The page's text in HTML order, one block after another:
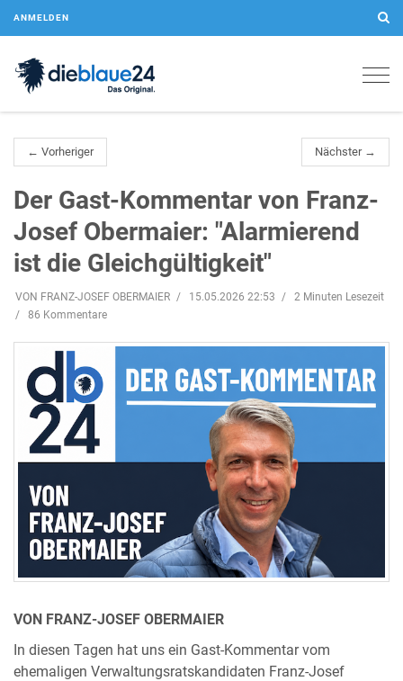
ANMELDEN
← Vorheriger Nächster →
Der Gast-Kommentar von Franz-
Josef Obermaier: "Alarmierend
ist die Gleichgültigkeit"
VON FRANZ-JOSEF OBERMAIER 15.05.2026 22:53
2 Minuten Lesezeit
86 Kommentare
VON FRANZ-JOSEF OBERMAIER
In diesen Tagen hat uns ein Gast-Kommentar vom
ehemaligen Verwaltungsratskandidaten Franz-Josef